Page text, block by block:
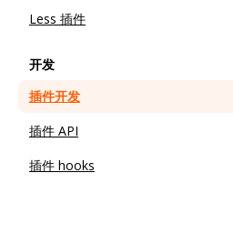
Less 插件
开发
插件开发
插件 API
插件 hooks